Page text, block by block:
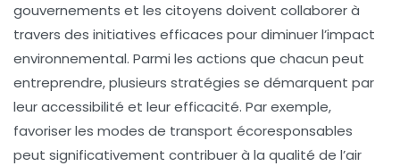
gouvernements et les citoyens doivent collaborer à
travers des initiatives efficaces pour diminuer l’impact
environnemental. Parmi les actions que chacun peut
entreprendre, plusieurs stratégies se démarquent par
leur accessibilité et leur efficacité. Par exemple,
favoriser les modes de transport écoresponsables
peut significativement contribuer à la qualité de l’air